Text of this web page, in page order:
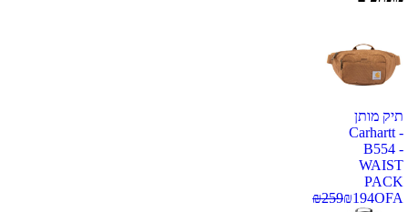
תיק מותן
Carhartt -
B554 -
WAIST
PACK
OFA
₪194
₪259